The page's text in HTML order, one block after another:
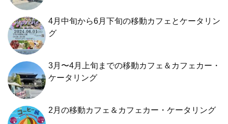
4月中旬から6月下旬の移動カフェとケータリン
グ
3月〜4月上旬までの移動カフェ＆カフェカー・
ケータリング
2月の移動カフェ＆カフェカー・ケータリング